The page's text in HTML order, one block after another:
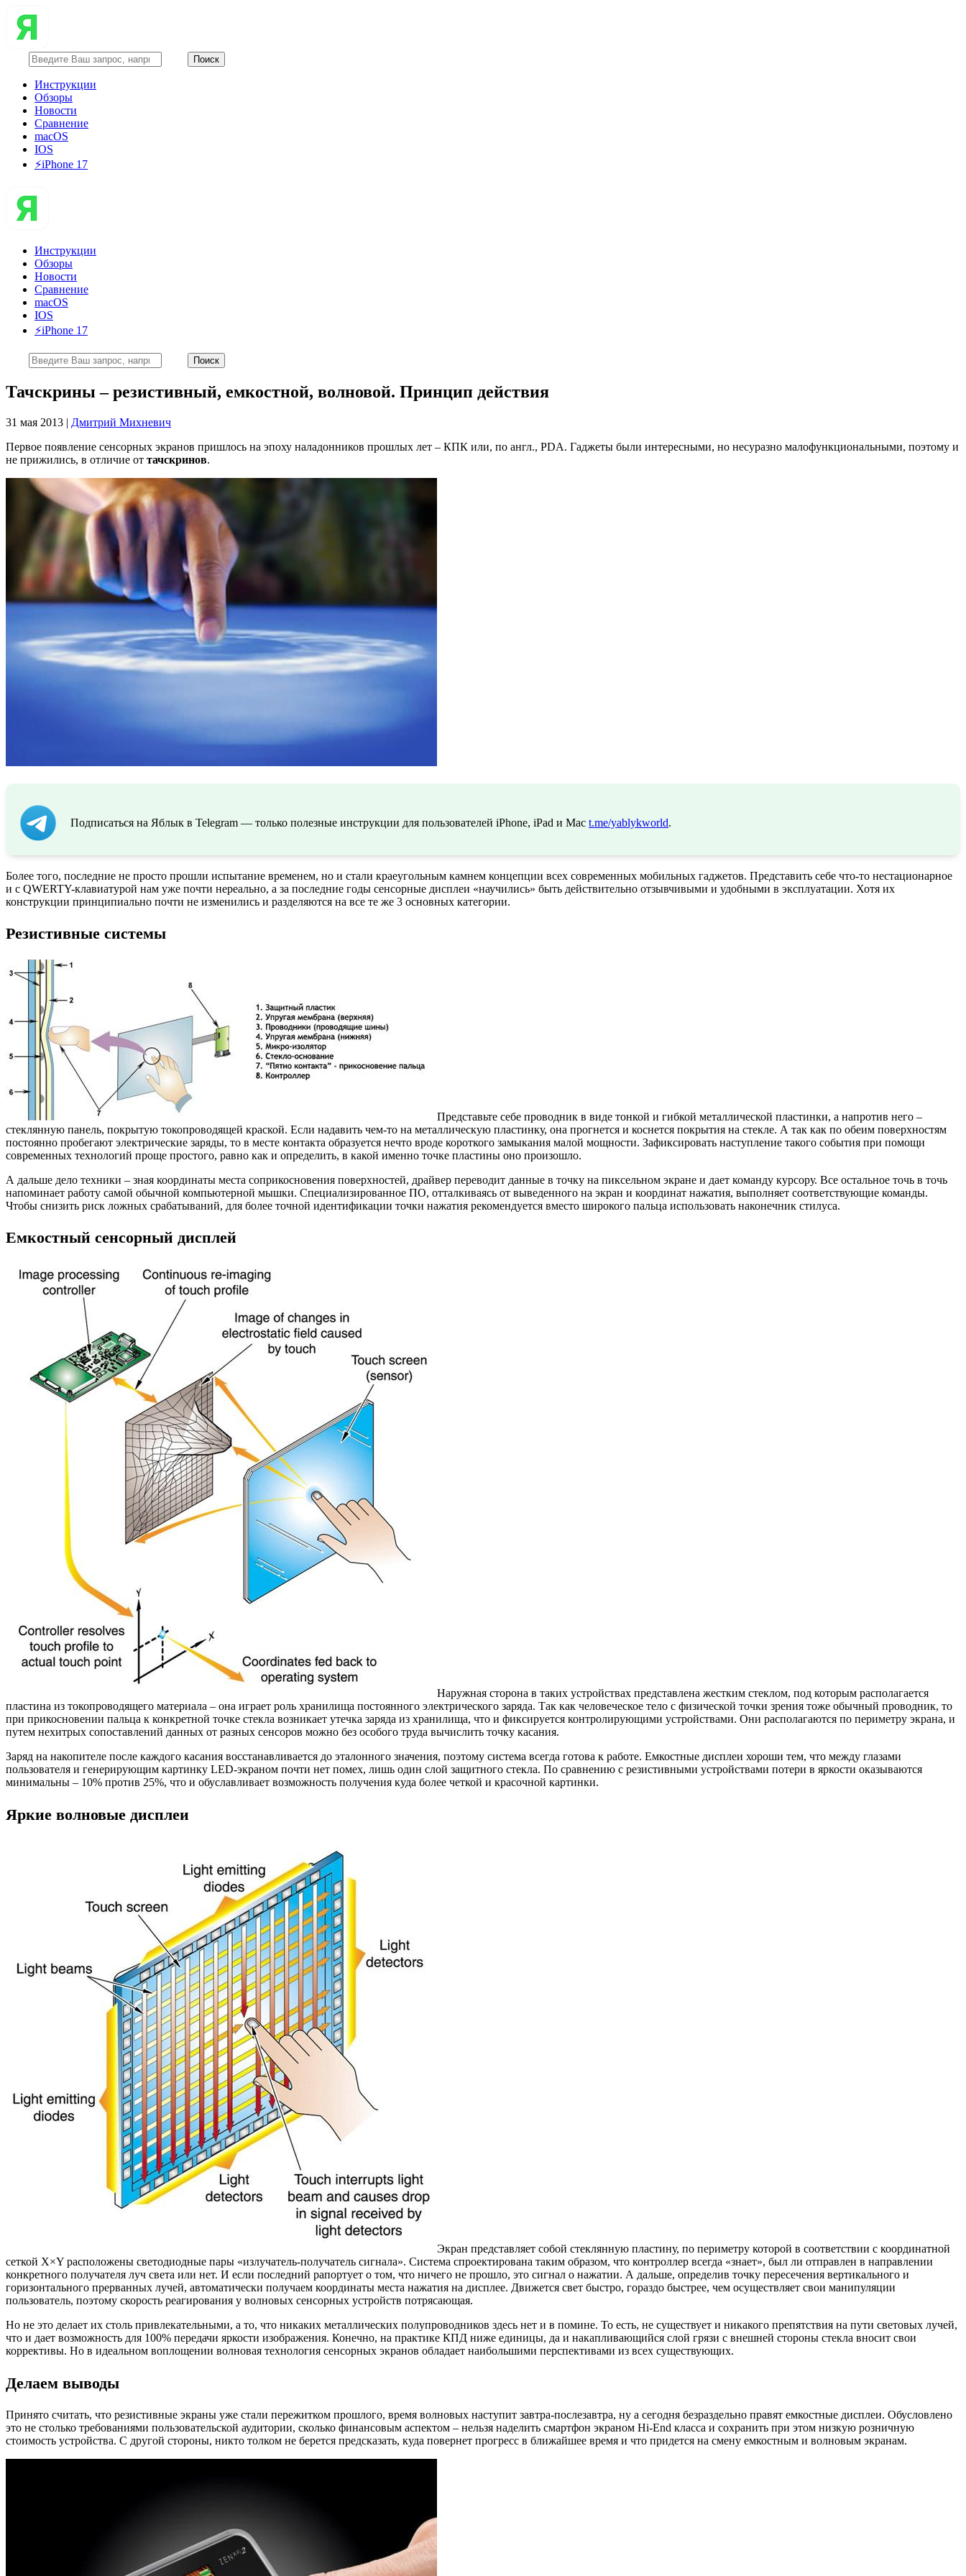
Инструкции
Обзоры
Новости
Сравнение
macOS
IOS
⚡️iPhone 17
Инструкции
Обзоры
Новости
Сравнение
macOS
IOS
⚡️iPhone 17
Тачскрины – резистивный, емкостной, волновой. Принцип действия
31 мая 2013 | Дмитрий Михневич
Первое появление сенсорных экранов пришлось на эпоху наладонников прошлых лет – КПК или, по англ., PDA. Гаджеты были интересными, но несуразно малофункциональными, поэтому и
не прижились, в отличие от тачскринов.
Подписаться на Яблык в Telegram — только полезные инструкции для пользователей iPhone, iPad и Mac t.me/yablykworld.
Более того, последние не просто прошли испытание временем, но и стали краеугольным камнем концепции всех современных мобильных гаджетов. Представить себе что-то нестационарное
и с QWERTY-клавиатурой нам уже почти нереально, а за последние годы сенсорные дисплеи «научились» быть действительно отзывчивыми и удобными в эксплуатации. Хотя их
конструкции принципиально почти не изменились и разделяются на все те же 3 основных категории.
Резистивные системы
Представьте себе проводник в виде тонкой и гибкой металлической пластинки, а напротив него –
стеклянную панель, покрытую токопроводящей краской. Если надавить чем-то на металлическую пластинку, она прогнется и коснется покрытия на стекле. А так как по обеим поверхностям
постоянно пробегают электрические заряды, то в месте контакта образуется нечто вроде короткого замыкания малой мощности. Зафиксировать наступление такого события при помощи
современных технологий проще простого, равно как и определить, в какой именно точке пластины оно произошло.
А дальше дело техники – зная координаты места соприкосновения поверхностей, драйвер переводит данные в точку на пиксельном экране и дает команду курсору. Все остальное точь в точь
напоминает работу самой обычной компьютерной мышки. Специализированное ПО, отталкиваясь от выведенного на экран и координат нажатия, выполняет соответствующие команды.
Чтобы снизить риск ложных срабатываний, для более точной идентификации точки нажатия рекомендуется вместо широкого пальца использовать наконечник стилуса.
Емкостный сенсорный дисплей
Наружная сторона в таких устройствах представлена жестким стеклом, под которым располагается
пластина из токопроводящего материала – она играет роль хранилища постоянного электрического заряда. Так как человеческое тело с физической точки зрения тоже обычный проводник, то
при прикосновении пальца к конкретной точке стекла возникает утечка заряда из хранилища, что и фиксируется контролирующими устройствами. Они располагаются по периметру экрана, и
путем нехитрых сопоставлений данных от разных сенсоров можно без особого труда вычислить точку касания.
Заряд на накопителе после каждого касания восстанавливается до эталонного значения, поэтому система всегда готова к работе. Емкостные дисплеи хороши тем, что между глазами
пользователя и генерирующим картинку LED-экраном почти нет помех, лишь один слой защитного стекла. По сравнению с резистивными устройствами потери в яркости оказываются
минимальны – 10% против 25%, что и обуславливает возможность получения куда более четкой и красочной картинки.
Яркие волновые дисплеи
Экран представляет собой стеклянную пластину, по периметру которой в соответствии с координатной
сеткой X×Y расположены светодиодные пары «излучатель-получатель сигнала». Система спроектирована таким образом, что контроллер всегда «знает», был ли отправлен в направлении
конкретного получателя луч света или нет. И если последний рапортует о том, что ничего не прошло, это сигнал о нажатии. А дальше, определив точку пересечения вертикального и
горизонтального прерванных лучей, автоматически получаем координаты места нажатия на дисплее. Движется свет быстро, гораздо быстрее, чем осуществляет свои манипуляции
пользователь, поэтому скорость реагирования у волновых сенсорных устройств потрясающая.
Но не это делает их столь привлекательными, а то, что никаких металлических полупроводников здесь нет и в помине. То есть, не существует и никакого препятствия на пути световых лучей,
что и дает возможность для 100% передачи яркости изображения. Конечно, на практике КПД ниже единицы, да и накапливающийся слой грязи с внешней стороны стекла вносит свои
коррективы. Но в идеальном воплощении волновая технология сенсорных экранов обладает наибольшими перспективами из всех существующих.
Делаем выводы
Принято считать, что резистивные экраны уже стали пережитком прошлого, время волновых наступит завтра-послезавтра, ну а сегодня безраздельно правят емкостные дисплеи. Обусловлено
это не столько требованиями пользовательской аудитории, сколько финансовым аспектом – нельзя наделить смартфон экраном Hi-End класса и сохранить при этом низкую розничную
стоимость устройства. С другой стороны, никто толком не берется предсказать, куда повернет прогресс в ближайшее время и что придется на смену емкостным и волновым экранам.